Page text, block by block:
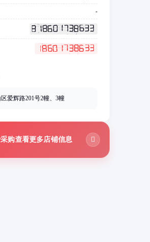
-
爱辉路201号2幢、3幢
购查看更多店铺信息